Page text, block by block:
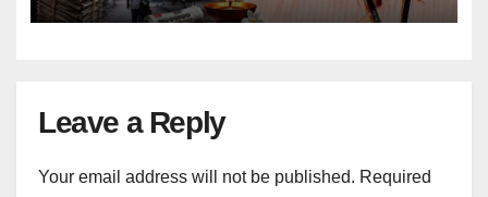
Leave a Reply
Your email address will not be published. Required